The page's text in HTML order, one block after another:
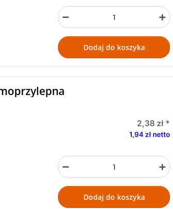
Dodaj do koszyka
2,38 zł *
1,94 zł netto
Dodaj do koszyka